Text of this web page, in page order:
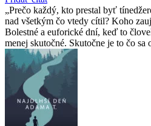
Prečo každý, kto prestal byť
nad všetkým čo vtedy cítil? Koho
Bolestné a euforické dní, keď to
menej skutočné. Skutočne je to čo sa